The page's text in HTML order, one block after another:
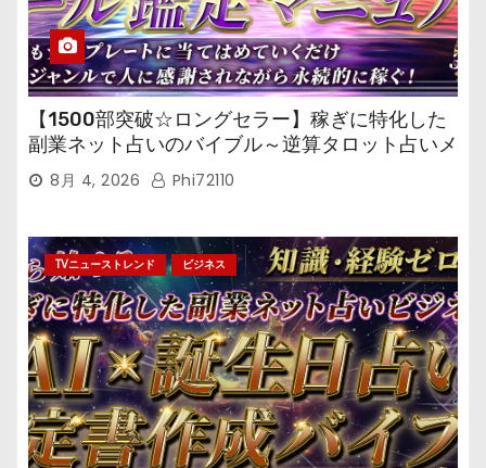
【1500部突破☆ロングセラー】稼ぎに特化した
副業ネット占いのバイブル～逆算タロット占いメ
ール鑑定マニュアル～
8月 4, 2026 Phi72110
TVニューストレンド ビジネス